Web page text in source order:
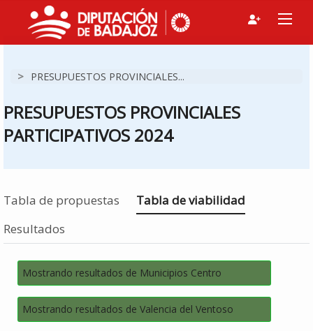
> PRESUPUESTOS PROVINCIALES...
PRESUPUESTOS PROVINCIALES
PARTICIPATIVOS 2024
Tabla de propuestas Estás en
Tabla de viabilidad
Resultados
Mostrando resultados de Municipios Centro
Mostrando resultados de Valencia del Ventoso